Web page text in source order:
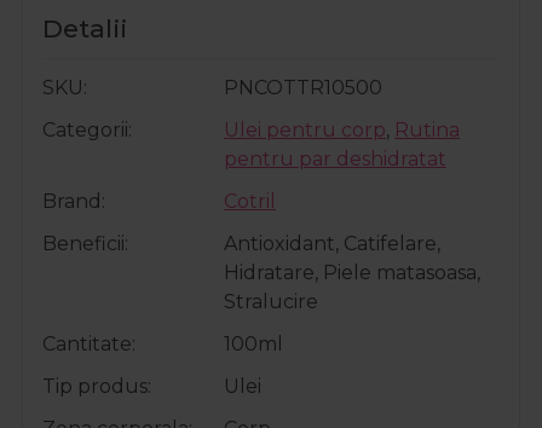
Detalii
SKU
PNCOTTR10500
Categorii
Ulei pentru corp, Rutina
pentru par deshidratat
Brand
Cotril
Beneficii
Antioxidant, Catifelare,
Hidratare, Piele matasoasa,
Stralucire
Cantitate
100ml
Tip produs
Ulei